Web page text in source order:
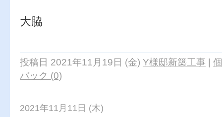
大脇
投稿日 2021年11月19日 (金) Y様邸新築工事 |
バック (0)
2021年11月11日 (木)